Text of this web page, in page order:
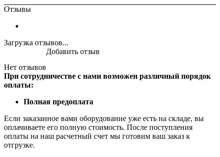
Отзывы
Загрузка отзывов...
Нет отзывов
Добавить отзыв
При сотрудничестве с нами возможен различный порядок
оплаты:
Полная предоплата
Если заказанное вами оборудование уже есть на складе, вы
оплачиваете его полную стоимость. После поступления
оплаты на наш расчетный счет мы готовим ваш заказ к
отгрузке.